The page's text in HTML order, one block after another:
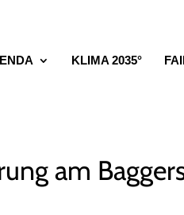
KLIMA 2035°
am